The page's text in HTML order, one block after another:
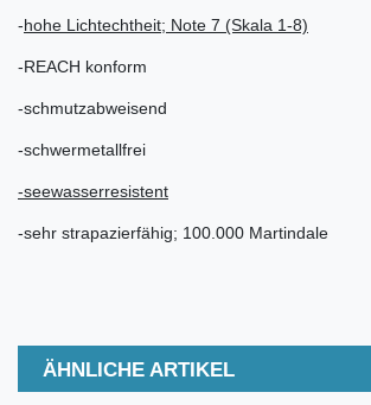
-hohe Lichtechtheit; Note 7 (Skala 1-8)
-REACH konform
-schmutzabweisend
-schwermetallfrei
-seewasserresistent
-sehr strapazierfähig; 100.000 Martindale
ÄHNLICHE ARTIKEL